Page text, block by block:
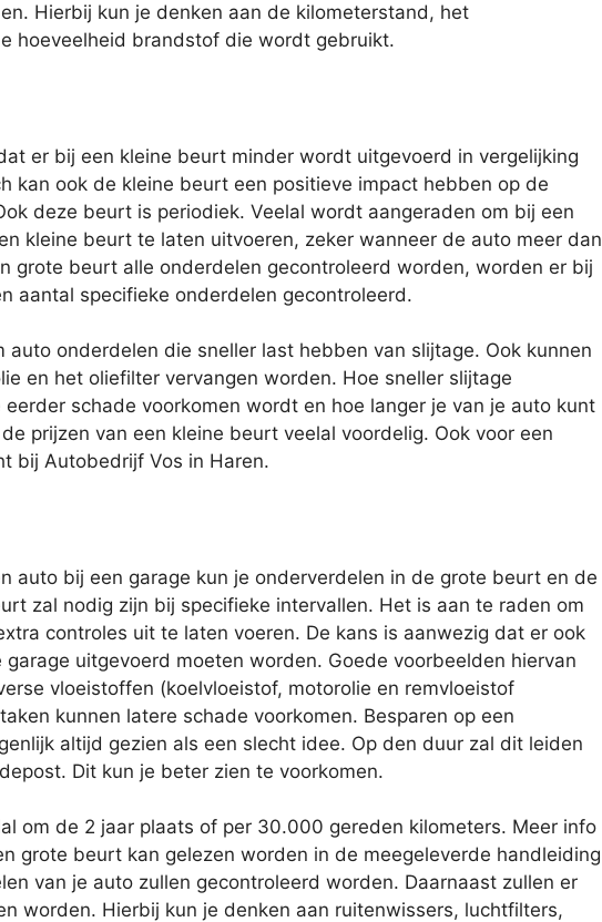
Hierbij kun je denken aan de kilometerstand, het
hoeveelheid brandstof die wordt gebruikt.
er bij een kleine beurt minder wordt uitgevoerd in vergelijking
kan ook de kleine beurt een positieve impact hebben op de
deze beurt is periodiek. Veelal wordt aangeraden om bij een
kleine beurt te laten uitvoeren, zeker wanneer de auto meer dan
grote beurt alle onderdelen gecontroleerd worden, worden er bij
aantal specifieke onderdelen gecontroleerd.
auto onderdelen die sneller last hebben van slijtage. Ook kunnen
en het oliefilter vervangen worden. Hoe sneller slijtage
schade voorkomen wordt en hoe langer je van je auto kunt
prijzen van een kleine beurt veelal voordelig. Ook voor een
bij Autobedrijf Vos in Haren.
auto bij een garage kun je onderverdelen in de grote beurt en de
zal nodig zijn bij specifieke intervallen. Het is aan te raden om
controles uit te laten voeren. De kans is aanwezig dat er ook
uitgevoerd moeten worden. Goede voorbeelden hiervan
vloeistoffen (koelvloeistof, motorolie en remvloeistof
kunnen latere schade voorkomen. Besparen op een
altijd gezien als een slecht idee. Op den duur zal dit leiden
Dit kun je beter zien te voorkomen.
om de 2 jaar plaats of per 30.000 gereden kilometers. Meer info
grote beurt kan gelezen worden in de meegeleverde handleiding
van je auto zullen gecontroleerd worden. Daarnaast zullen er
worden. Hierbij kun je denken aan ruitenwissers, luchtfilters,